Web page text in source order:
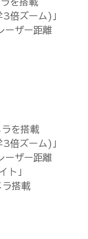
3倍ズーム)」
ーザー距離
を搭載
3倍ズーム)」
ーザー距離
ト」
搭載